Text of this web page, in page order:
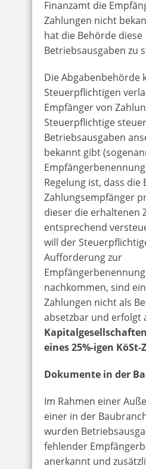
Finanzamt die
Zahlungen nicht
hat die Behörde diese
Betriebsausgaben zu
Die Abgabenbehörde
Steuerpflichtigen
Empfänger von
Steuerpflichtige
Betriebsausgaben
bekannt gibt
Regelung ist, dass die
Zahlungsempfänger
dieser die erhaltenen
entsprechend
will der
Aufforderung zur
nachkommen, sind
Zahlungen nicht als
absetzbar und erfolgt
eines 25%-igen KöSt-
Dokumente in der
Im Rahmen einer
einer in der
wurden
fehlender
anerkannt und